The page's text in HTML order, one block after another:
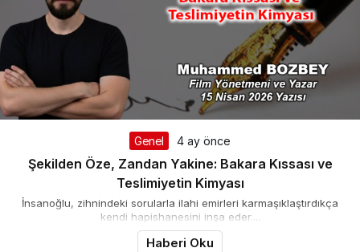
Genel 4 ay önce
Şekilden Öze, Zandan Yakine: Bakara Kıssası ve
Teslimiyetin Kimyası
İnsanoğlu, zihnindeki sorularla ilahi emirleri karmaşıklaştırdıkça
kendi hapishanesini inşa eder....
Haberi Oku